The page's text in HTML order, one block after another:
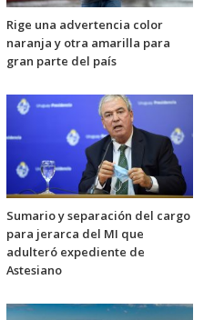
Rige una advertencia color
naranja y otra amarilla para
gran parte del país
Sumario y separación del cargo
para jerarca del MI que
adulteró expediente de
Astesiano